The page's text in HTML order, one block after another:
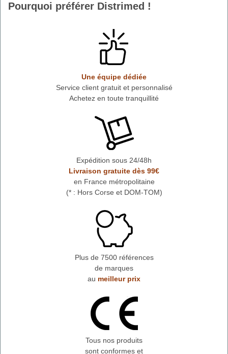
Pourquoi préférer Distrimed !
Une équipe dédiée
Service client gratuit et personnalisé
Achetez en toute tranquillité
Expédition sous 24/48h
Livraison gratuite dès 99€
en France métropolitaine
(* : Hors Corse et DOM-TOM)
Plus de 7500 références
de marques
au meilleur prix
Tous nos produits
sont conformes et